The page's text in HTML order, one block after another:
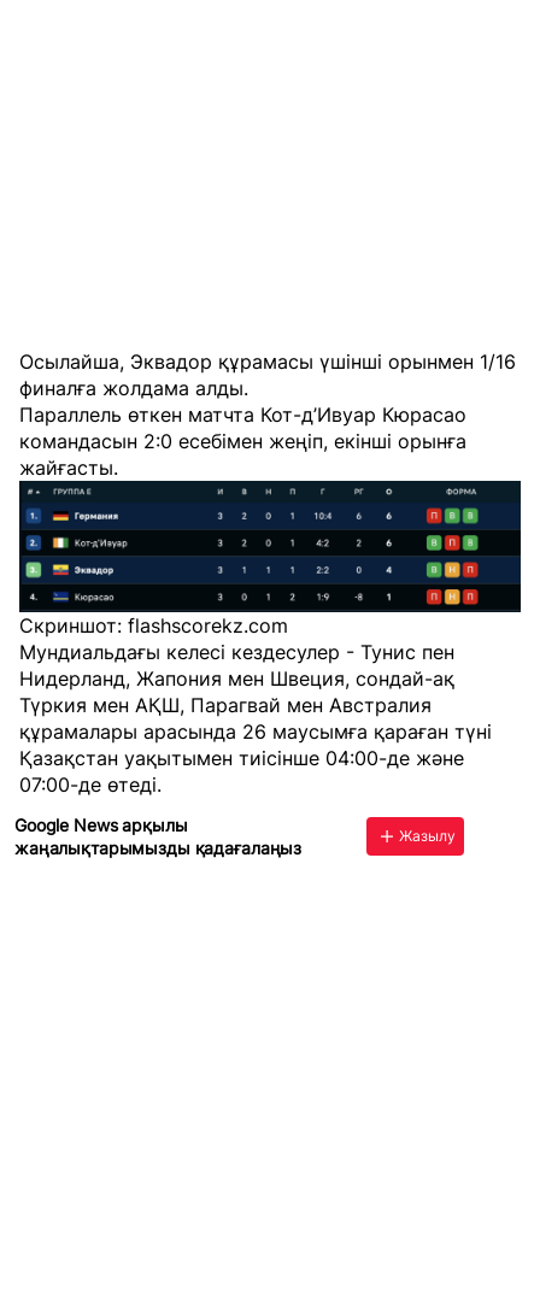
Осылайша, Эквадор құрамасы үшінші орынмен 1/16
финалға жолдама алды.
Параллель өткен матчта Кот-д’Ивуар Кюрасао
командасын 2:0 есебімен жеңіп, екінші орынға
жайғасты.
Скриншот: flashscorekz.com
Мундиальдағы келесі кездесулер - Тунис пен
Нидерланд, Жапония мен Швеция, сондай-ақ
Түркия мен АҚШ, Парагвай мен Австралия
құрамалары арасында 26 маусымға қараған түні
Қазақстан уақытымен тиісінше 04:00-де және
07:00-де өтеді.
Google News арқылы
жаңалықтарымызды қадағалаңыз
Жазылу